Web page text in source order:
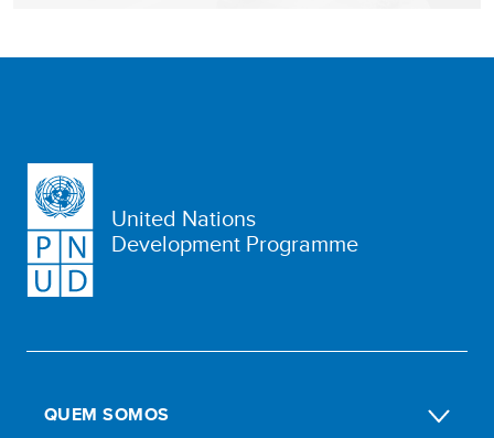
United Nations
Development Programme
QUEM SOMOS